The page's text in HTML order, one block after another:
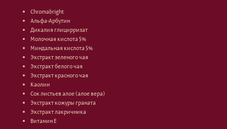
Chromabright
Альфа-Арбутин
Дикалия глицирризат
Молочная кислота 5%
Миндальная кислота 5%
Экстракт зеленого чая
Экстракт белого чая
Экстракт красного чая
Каолин
Сок листьев алое (алое вера)
Экстракт кожуры граната
Экстракт лакричника
Витамин Е
Проблемы
Кремы
Лосьоны
Очищение
Пилинги/масла
Уход за ногами
Лицо
Проблемы
Очищение
Увлажнение/питание
Сыворотки/ эссенции
Защита от солнца
Тонизация
Уход за губами